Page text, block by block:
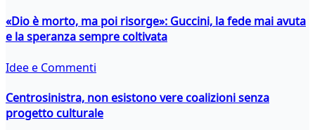
«Dio è morto, ma poi risorge»: Guccini, la fede mai avuta
e la speranza sempre coltivata
Idee e Commenti
Centrosinistra, non esistono vere coalizioni senza
progetto culturale